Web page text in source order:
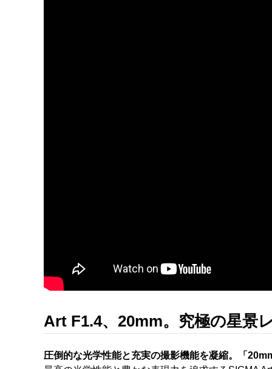
Art F1.4、20mm。究極の星景
圧倒的な光学性能と充実の撮影機能を凝縮。「